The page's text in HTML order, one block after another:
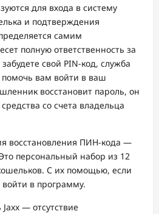
для входа в систему
и подтверждения
самим
полную ответственность за
свой PIN-код, служба
вам войти в ваш
восстановит пароль, он
со счета владельца
восстановления ПИН-кода —
персональный набор из 12
С их помощью, если
в программу.
— отсутствие